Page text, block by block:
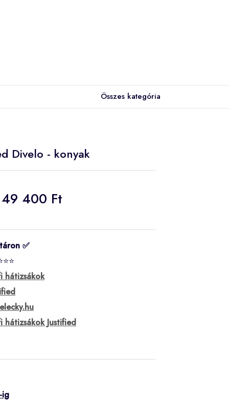
Összes kategória
Divelo - konyak
49 400 Ft
✅
hátizsákok
hátizsákok Justified
ig